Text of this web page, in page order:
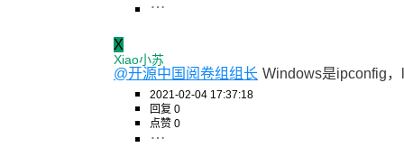
X
Xiao小苏
@开源中国阅卷组组长 Windows是ipconfig
2021-02-04 17:37:18
回复 0
点赞 0